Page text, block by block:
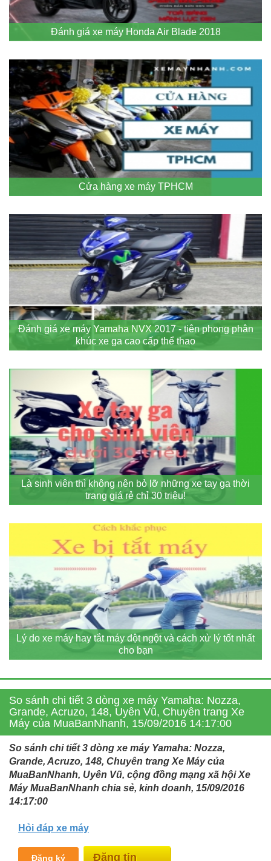
Đánh giá xe máy Honda Air Blade 2018
Cửa hàng xe máy TPHCM
Đánh giá xe máy Yamaha NVX 2017 - tiên phong phân
khúc xe ga cao cấp thể thao
Là sinh viên thì không nên bỏ lỡ những xe tay ga thời
trang giá rẻ chỉ 30 triệu!
Lý do xe máy hay tắt máy đột ngột và cách xử lý tốt nhất
cho bạn
So sánh chi tiết 3 dòng xe máy Yamaha: Nozza,
Grande, Acruzo, 148, Uyên Vũ, Chuyên trang Xe
Máy của MuaBanNhanh, 15/09/2016 14:17:00
So sánh chi tiết 3 dòng xe máy Yamaha: Nozza,
Grande, Acruzo, 148, Chuyên trang Xe Máy của
MuaBanNhanh, Uyên Vũ, cộng đồng mạng xã hội Xe
Máy MuaBanNhanh chia sẻ, kinh doanh, 15/09/2016
14:17:00
Hỏi đáp xe máy
Đăng ký Miễn phí